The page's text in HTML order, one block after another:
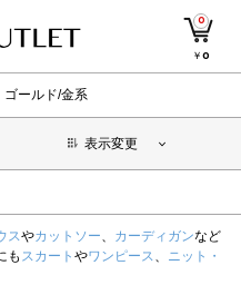
0
￥0
ゴールド/金系
表示変更
スやカットソー、 カーディガンなど
も スカート やワンピース、 ニット・